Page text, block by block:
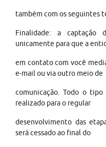
também com os seguintes
Finalidade: a captação
unicamente para que a
em contato com você
e-mail ou via outro meio de
comunicação. Todo o tipo
realizado para o regular
desenvolvimento das
será cessado ao final do